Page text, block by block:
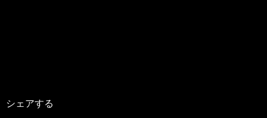
シェアする